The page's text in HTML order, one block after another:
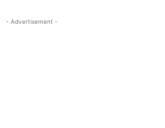
- Advertisement -